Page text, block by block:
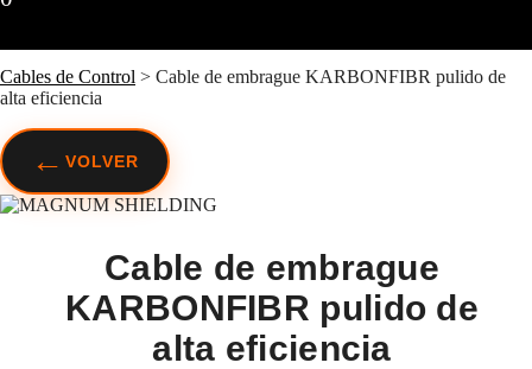
Cables de Control > Cable de embrague KARBONFIBR pulido de
alta eficiencia
← VOLVER
Cable de embrague
KARBONFIBR pulido de
alta eficiencia